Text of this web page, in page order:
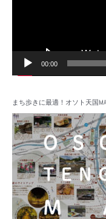
00:00
まち歩きに最適！オソト天国